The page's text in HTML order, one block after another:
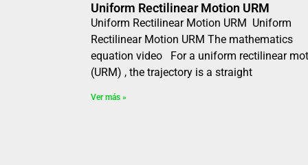
Uniform Rectilinear Motion URM
Uniform Rectilinear Motion URM Uniform
Rectilinear Motion URM The mathematics
equation video For a uniform rectilinear
(URM) , the trajectory is a straight
Ver más »